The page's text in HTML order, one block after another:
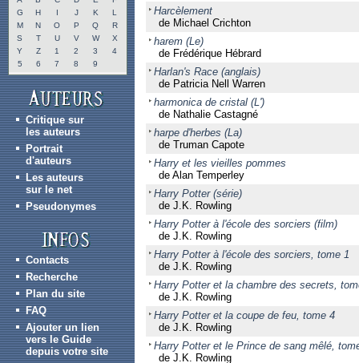
G
H I J K
L
M
N O P Q
R
S
T U V W
X
Y
Z 1 2 3
4
5
6 7 8 9
Critique sur
les auteurs
Portrait
d'auteurs
Les auteurs
sur le net
Pseudonymes
Contacts
Recherche
Plan du site
FAQ
Ajouter un lien
vers le Guide
depuis votre site
Harcèlement
de Michael Crichton
harem (Le)
de Frédérique Hébrard
Harlan's Race (anglais)
de Patricia Nell Warren
harmonica de cristal (L')
de Nathalie Castagné
harpe d'herbes (La)
de Truman Capote
Harry et les vieilles pommes
de Alan Temperley
Harry Potter (série)
de J.K. Rowling
Harry Potter à l'école des sorciers (film)
de J.K. Rowling
Harry Potter à l'école des sorciers, tome 1
de J.K. Rowling
Harry Potter et la chambre des secrets,
de J.K. Rowling
Harry Potter et la coupe de feu, tome 4
de J.K. Rowling
Harry Potter et le Prince de sang mêlé,
de J.K. Rowling